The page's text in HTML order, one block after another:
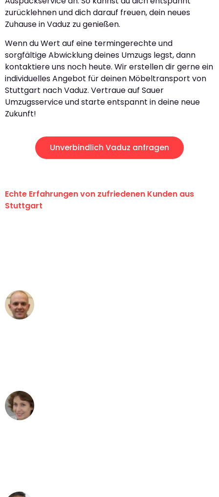
zurücklehnen und dich darauf freuen, dein neues
Zuhause in Vaduz zu genießen.
Wenn du Wert auf eine termingerechte und
sorgfältige Abwicklung deines Umzugs legst, dann
kontaktiere uns noch heute. Wir erstellen dir gerne ein
individuelles Angebot für deinen Möbeltransport von
Stuttgart nach Vaduz. Vertraue auf Sauer
Umzugsservice und starte entspannt in deine neue
Zukunft!
Unverbindlich Vaduz anfragen
Echte Erfahrungen von zufriedenen Kunden aus
Stuttgart